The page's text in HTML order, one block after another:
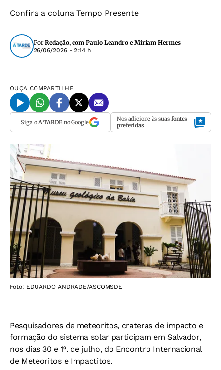
Confira a coluna Tempo Presente
Por Redação, com Paulo Leandro e Miriam Hermes
26/06/2026 - 2:14 h
OUÇA COMPARTILHE
Siga o A TARDEno Google Nos adicione às suas fontes
preferidas
Foto: EDUARDO ANDRADE/ASCOMSDE
Pesquisadores de meteoritos, crateras de impacto e
formação do sistema solar participam em Salvador,
nos dias 30 e 1º. de julho, do Encontro Internacional
de Meteoritos e Impactitos.